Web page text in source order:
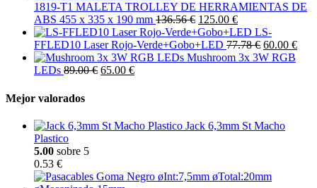
1819-T1 MALETA TROLLEY DE HERRAMIENTAS DE
ABS 455 x 335 x 190 mm 136.56 € 125.00 €
LS-
FFLED10 Laser Rojo-Verde+Gobo+LED 77.78 € 60.00 €
Mushroom 3x 3W RGB
LEDs 89.00 € 65.00 €
Mejor valorados
Jack 6,3mm St Macho
Plastico
5.00 sobre 5
0.53 €